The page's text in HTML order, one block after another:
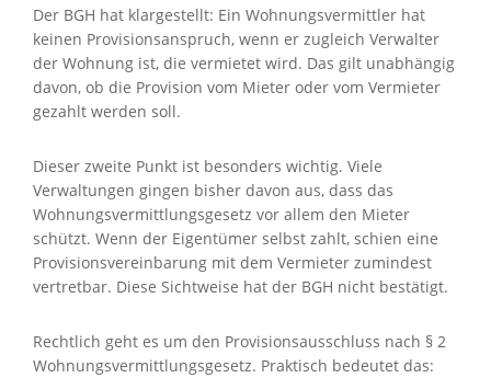
Der BGH hat klargestellt: Ein Wohnungsvermittler hat
keinen Provisionsanspruch, wenn er zugleich Verwalter
der Wohnung ist, die vermietet wird. Das gilt unabhängig
davon, ob die Provision vom Mieter oder vom Vermieter
gezahlt werden soll.
Dieser zweite Punkt ist besonders wichtig. Viele
Verwaltungen gingen bisher davon aus, dass das
Wohnungsvermittlungsgesetz vor allem den Mieter
schützt. Wenn der Eigentümer selbst zahlt, schien eine
Provisionsvereinbarung mit dem Vermieter zumindest
vertretbar. Diese Sichtweise hat der BGH nicht bestätigt.
Rechtlich geht es um den Provisionsausschluss nach § 2
Wohnungsvermittlungsgesetz. Praktisch bedeutet das: